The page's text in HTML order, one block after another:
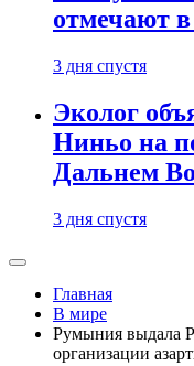
отмечают
3 дня спустя
Эколог
Ниньо на
Дальнем
3 дня спустя
Главная
В мире
Румыния выдала
организации